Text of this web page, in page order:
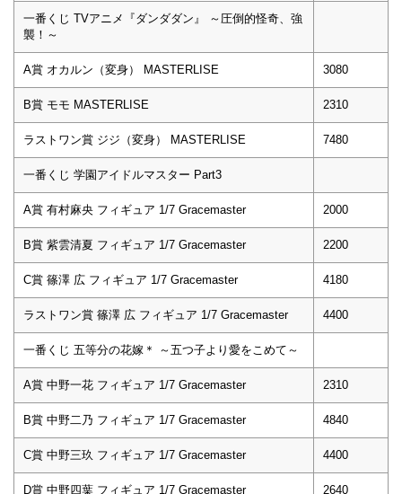
一番くじ TVアニメ『ダンダダン』 ～圧倒的怪奇、強
襲！～
A賞 オカルン（変身） MASTERLISE 3080
B賞 モモ MASTERLISE 2310
ラストワン賞 ジジ（変身） MASTERLISE 7480
一番くじ 学園アイドルマスター Part3
A賞 有村麻央 フィギュア 1/7 Gracemaster 2000
B賞 紫雲清夏 フィギュア 1/7 Gracemaster 2200
C賞 篠澤 広 フィギュア 1/7 Gracemaster 4180
ラストワン賞 篠澤 広 フィギュア 1/7 Gracemaster 4400
一番くじ 五等分の花嫁＊ ～五つ子より愛をこめて～
A賞 中野一花 フィギュア 1/7 Gracemaster 2310
B賞 中野二乃 フィギュア 1/7 Gracemaster 4840
C賞 中野三玖 フィギュア 1/7 Gracemaster 4400
D賞 中野四葉 フィギュア 1/7 Gracemaster 2640